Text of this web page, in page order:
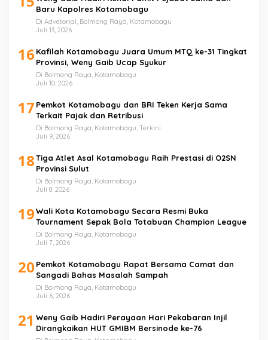
Baru Kapolres Kotamobagu
Di Advetorial, Bolmong Raya, Kotamobagu
Juli 13, 2026
16 Kafilah Kotamobagu Juara Umum MTQ ke-31 Tingkat
Provinsi, Weny Gaib Ucap Syukur
Di Bolmong Raya, Kotamobagu
Juli 10, 2026
17 Pemkot Kotamobagu dan BRI Teken Kerja Sama
Terkait Pajak dan Retribusi
Di Bolmong Raya, Kotamobagu, Terkini
Juli 9, 2026
18Tiga Atlet Asal Kotamobagu Raih Prestasi di O2SN
Provinsi Sulut
Di Bolmong Raya, Kotamobagu
Juli 8, 2026
19Wali Kota Kotamobagu Secara Resmi Buka
Tournament Sepak Bola Totabuan Champion League
Di Bolmong Raya, Kotamobagu
Juli 7, 2026
20 Pemkot Kotamobagu Rapat Bersama Camat dan
Sangadi Bahas Masalah Sampah
Di Bolmong Raya, Kotamobagu
Juli 6, 2026
21 Weny Gaib Hadiri Perayaan Hari Pekabaran Injil
Dirangkaikan HUT GMIBM Bersinode ke-76